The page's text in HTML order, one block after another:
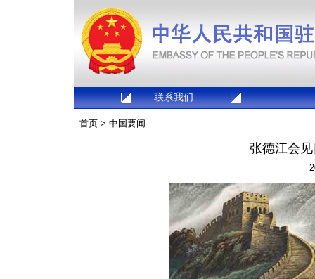
联系我们
首页 > 中国要闻
张德江会